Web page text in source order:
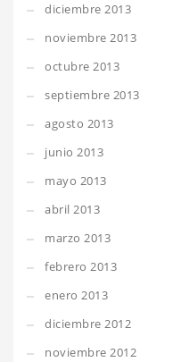
diciembre 2013
noviembre 2013
octubre 2013
septiembre 2013
agosto 2013
junio 2013
mayo 2013
abril 2013
marzo 2013
febrero 2013
enero 2013
diciembre 2012
noviembre 2012